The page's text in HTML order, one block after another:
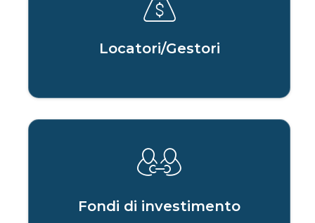
Locatori/Gestori
Fondi di investimento